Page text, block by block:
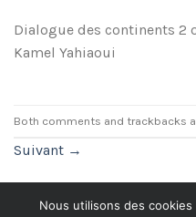
Dialogue des continents 2
Kamel Yahiaoui
Both comments and trackbacks
Suivant →
Nous utilisons des